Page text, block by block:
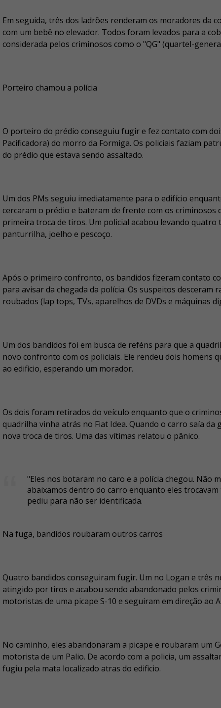
Em seguida, três dos ladrões renderam os moradores da
com um bebê no elevador. Todos foram levados para a
considerada pelos criminosos como o "QG" (quartel-
Porteiro chamou a polícia
O porteiro do prédio conseguiu fugir e fez contato com
Pacificadora) do morro da Formiga. Os policiais faziam
do prédio que estava sendo assaltado.
Um dos PMs seguiu imediatamente para o edifício
cercaram o prédio e bateram de frente com os criminosos
primeira troca de tiros. Um policial acabou levando
panturrilha, joelho e pescoço.
Após o primeiro confronto, os bandidos fizeram contato
para avisar da chegada da polícia. Os suspeitos
roubados (lap tops, TVs, aparelhos de DVDs e máquinas
Um dos bandidos foi em busca de reféns para que a
novo confronto com os policiais. Ele rendeu dois homens
ao edificio, esperando um morador.
Os dois foram retirados do veículo enquanto que o
quadrilha vinha atrás no Fiat Idea. Quando o carro saía da
nova troca de tiros. Uma das vítimas relatou o pânico.
"Eles nos botaram no caro e a polícia chegou. Não
abaixamos dentro do carro enquanto eles
pediu para não ser identificada.
Na fuga, bandidos roubaram outros carros
Quatro bandidos conseguiram fugir. Um no Logan e três
atingido por tiros e acabou sendo abandonado pelos
motoristas de uma picape S-10 e seguiram em direção ao
No caminho, eles abandonaram a picape e roubaram um
motorista de um Palio. De acordo com a policia, um
fugiu pela mata localizado atras do edificio.